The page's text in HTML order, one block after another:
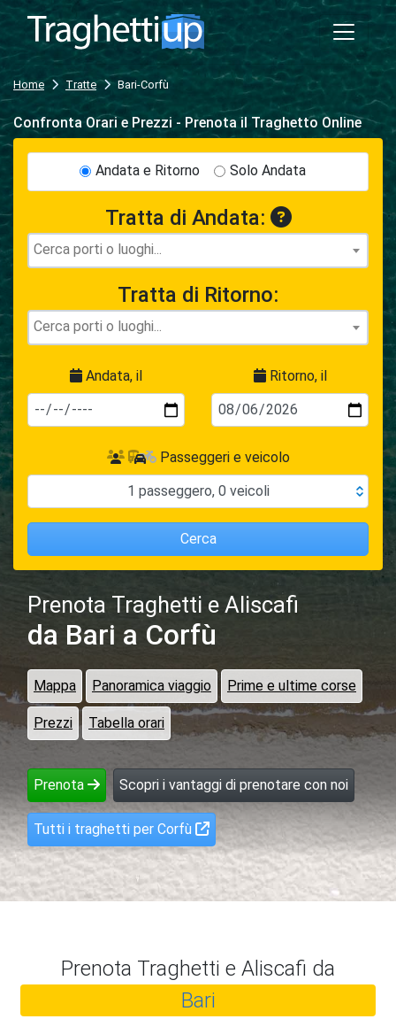
Home Tratte Bari-Corfù
Prenota Traghetti e Aliscafi
da Bari a Corfù
Mappa Panoramica viaggio Prime e ultime corse
Prezzi Tabella orari
Prenota Scopri i vantaggi di prenotare con noi
Tutti i traghetti per Corfù
Confronta Orari e Prezzi - Prenota il Traghetto Online
Andata e Ritorno Solo Andata
Tratta di Andata:
Tratta di Ritorno:
Andata, il Ritorno, il
Passeggeri e veicolo
1 passeggero, 0 veicoli
Cerca
Prenota Traghetti e Aliscafi da
Bari